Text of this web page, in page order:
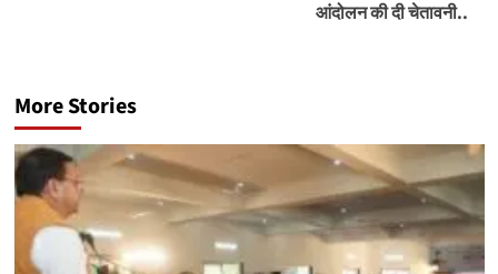
आंदोलन की दी चेतावनी..
More Stories